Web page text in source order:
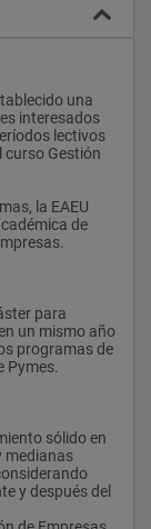
una
interesados
lectivos
curso Gestión
de
un mismo año
programas de
Pymes.
medianas
y después del